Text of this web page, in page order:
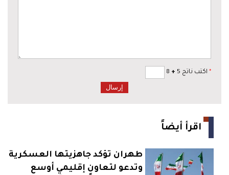
* اكتب ناتج 5 +
اقرأ أيضاً
طهران تؤكد جاهزيتها العسكرية
وتدعو لتعاونٍ إقليميٍ أوسع